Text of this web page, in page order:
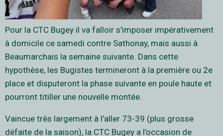
Pour la CTC Bugey il va falloir s’imposer impérativement
à domicile ce samedi contre Sathonay, mais aussi à
Beaumarchais la semaine suivante. Dans cette
hypothèse, les Bugistes termineront à la première ou 2e
place et disputeront la phase suivante en poule haute et
pourront titiller une nouvelle montée.
Vaincue très largement à l’aller 73-39 (plus grosse
défaite de la saison), la CTC Bugey a l’occasion de